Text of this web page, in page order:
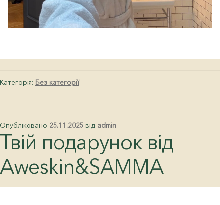
Категорія: Без категорії
Опубліковано 25.11.2025 від admin
Твій подарунок від
Aweskin&SAMMA